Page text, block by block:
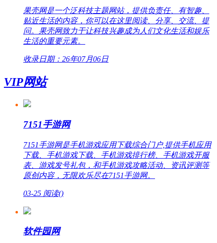
果壳网是一个泛科技主题网站，提供负责任、有智趣、
贴近生活的内容，你可以在这里阅读、分享、交流、提
问。果壳网致力于让科技兴趣成为人们文化生活和娱乐
生活的重要元素。
收录日期：26年07月06日
VIP网站
7151手游网
7151手游网是手机游戏应用下载综合门户,提供手机应用
下载、手机游戏下载、手机游戏排行榜、手机游戏开服
表、游戏发号礼包，和手机游戏攻略活动、资讯评测等
原创内容，无限欢乐尽在7151手游网。
03-25 阅读()
软件园网